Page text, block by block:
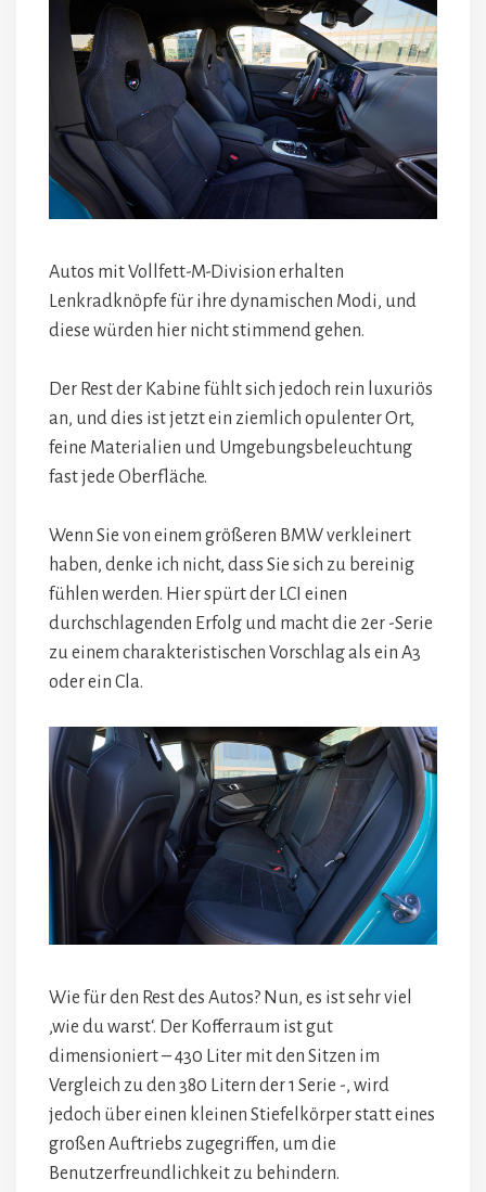
Autos mit Vollfett-M-Division erhalten
Lenkradknöpfe für ihre dynamischen Modi, und
diese würden hier nicht stimmend gehen.
Der Rest der Kabine fühlt sich jedoch rein luxuriös
an, und dies ist jetzt ein ziemlich opulenter Ort,
feine Materialien und Umgebungsbeleuchtung
fast jede Oberfläche.
Wenn Sie von einem größeren BMW verkleinert
haben, denke ich nicht, dass Sie sich zu bereinig
fühlen werden. Hier spürt der LCI einen
durchschlagenden Erfolg und macht die 2er -Serie
zu einem charakteristischen Vorschlag als ein A3
oder ein Cla.
Wie für den Rest des Autos? Nun, es ist sehr viel
‚wie du warst‘. Der Kofferraum ist gut
dimensioniert – 430 Liter mit den Sitzen im
Vergleich zu den 380 Litern der 1 Serie -, wird
jedoch über einen kleinen Stiefelkörper statt eines
großen Auftriebs zugegriffen, um die
Benutzerfreundlichkeit zu behindern.